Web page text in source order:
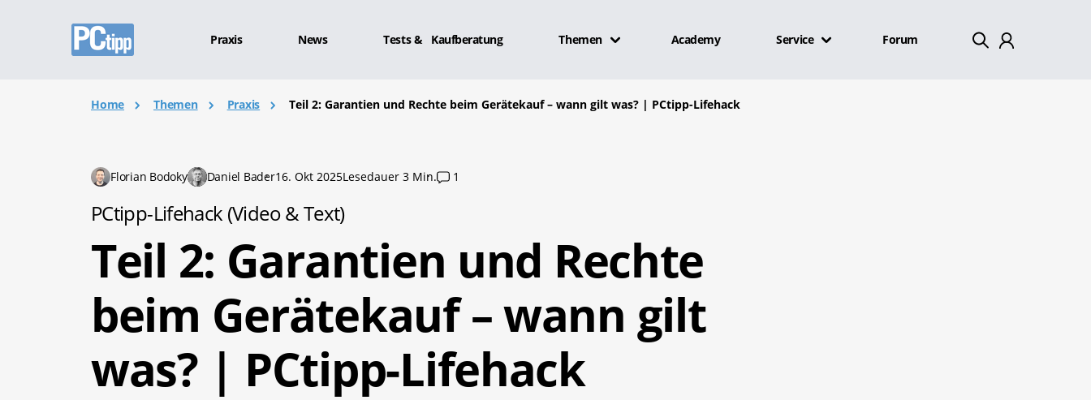
Praxis News Tests & Kaufberatung Themen Academy Service Forum
Home Themen Praxis Teil 2: Garantien und Rechte beim Gerätekauf – wann gilt was? | PCtipp-Lifehack
Florian Bodoky Daniel Bader16. Okt 2025Lesedauer 3 Min. 1
PCtipp-Lifehack (Video & Text)
Teil 2: Garantien und Rechte
beim Gerätekauf – wann gilt
was? | PCtipp-Lifehack